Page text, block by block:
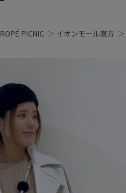
ROPÉ PICNIC イオンモール直方